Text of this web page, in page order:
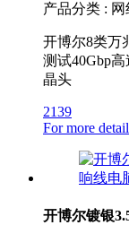
产品分类 : 网
开博尔8类万
测试40Gbp
晶头
2139
For more
开博尔镀银